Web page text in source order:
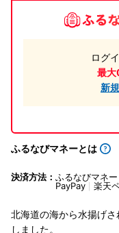
ログ
最大
新
ふるなびマネーとは
決済方法： ふるなびマネー
PayPay
楽天
北海道の海から水揚げ
しました。